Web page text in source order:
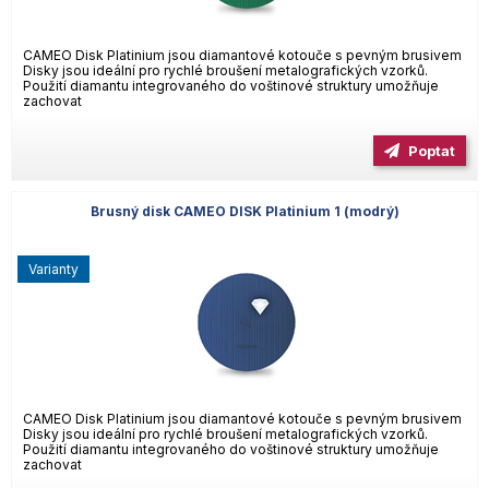
CAMEO Disk Platinium jsou diamantové kotouče s pevným brusivem
Disky jsou ideální pro rychlé broušení metalografických vzorků.
Použití diamantu integrovaného do voštinové struktury umožňuje
zachovat
Poptat
Brusný disk CAMEO DISK Platinium 1 (modrý)
CAMEO Disk Platinium jsou diamantové kotouče s pevným brusivem
Disky jsou ideální pro rychlé broušení metalografických vzorků.
Použití diamantu integrovaného do voštinové struktury umožňuje
zachovat
varianty